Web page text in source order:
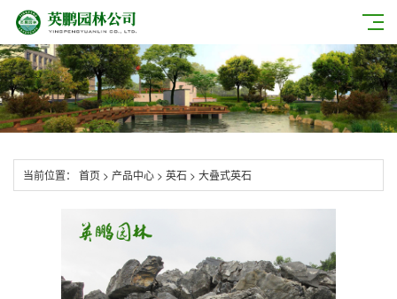
当前位置： 首页 > 产品中心 > 英石 > 大叠式英石